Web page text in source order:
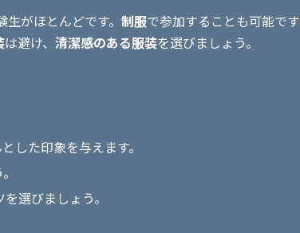
生がほとんどです。 制服で参加することも可能です
は避け、 清潔感のある服装を選びましょう。
した印象を与えます。
選びましょう。